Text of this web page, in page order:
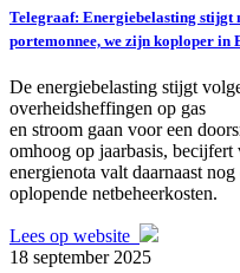
Telegraaf: Energiebelasting
portemonnee, we zijn koploper in
De energiebelasting stijgt
overheidsheffingen op gas
en stroom gaan voor een
omhoog op jaarbasis,
energienota valt daarnaast
oplopende netbeheerkosten.
Lees op website
18 september 2025